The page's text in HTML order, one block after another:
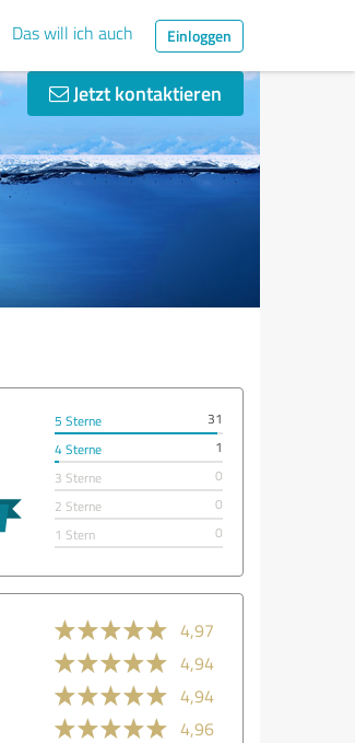
Das will ich auch Einloggen
Jetzt kontaktieren
5 Sterne
31
4 Sterne
1
3 Sterne
0
2 Sterne
0
1 Stern
0
4,97
4,94
4,94
4,96